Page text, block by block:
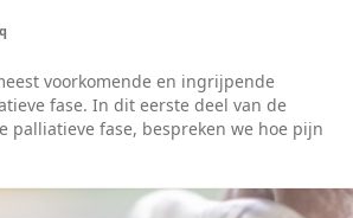
voorkomende en ingrijpende
fase. In dit eerste deel van de
palliatieve fase, bespreken we hoe pijn
beoordeeld, waarbij aandacht is